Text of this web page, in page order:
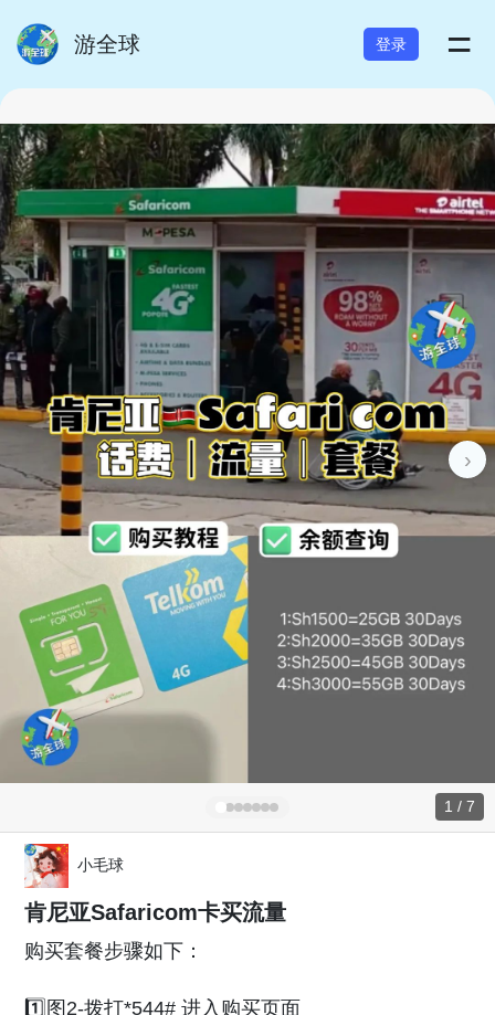
游全球 登录 =
›
1 / 7
小毛球
肯尼亚Safaricom卡买流量
购买套餐步骤如下：
1️⃣图2-拨打*544# 进入购买页面